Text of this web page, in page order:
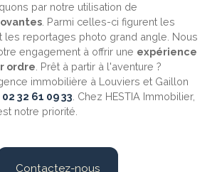
par notre utilisation de
. Parmi celles-ci figurent les
les reportages photo grand angle. Nous
engagement à offrir une expérience
ordre . Prêt à partir à l'aventure ?
immobilière à Louviers et Gaillon
02 32 61 09 33 . Chez HESTIA Immobilier,
notre priorité.
Contactez-nous